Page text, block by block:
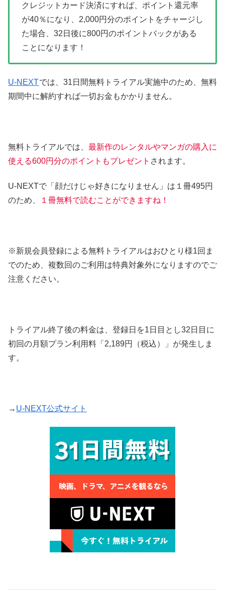
クレジットカード決済にすれば、ポイント還元率
が40％になり、2,000円分のポイントをチャージし
た場合、32日後に800円のポイントバックがある
ことになります！
U-NEXTでは、31日間無料トライアル実施中のため、無料
期間中に解約すれば一切お金もかかりません。
無料トライアルでは、 最新作のレンタルやマンガの購入に
使える600円分のポイントもプレゼント されます。
U-NEXTで「顔だけじゃ好きになりません」は１冊495円
のため、
１冊無料で読むことができますね！
※新規会員登録による無料トライアルはおひとり様1回ま
でのため、複数回のご利用は特典対象外になりますのでご
注意ください。
トライアル終了後の料金は、登録日を1日目とし32日目に
初回の月額プラン利用料「2,189円（税込）」が発生しま
す。
→ U-NEXT公式サイト